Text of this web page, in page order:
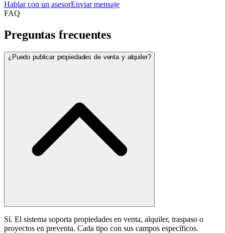
Hablar con un asesorEnviar mensaje
FAQ
Preguntas frecuentes
¿Puedo publicar propiedades de venta y alquiler?
Sí. El sistema soporta propiedades en venta, alquiler, traspaso o
proyectos en preventa. Cada tipo con sus campos específicos.